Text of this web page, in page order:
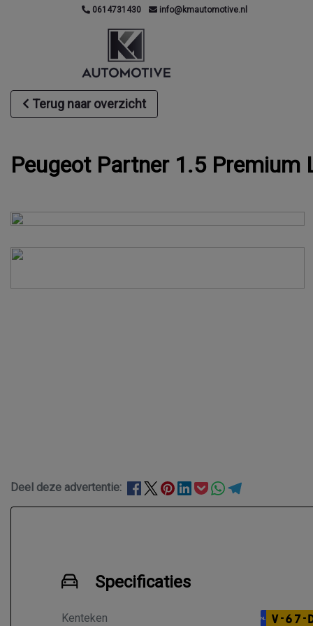
0614731430 info@kmautomotive.nl
Terug naar overzicht
Peugeot Partner 1.5
Deel deze advertentie:
Specificaties
Kenteken NL V-67-